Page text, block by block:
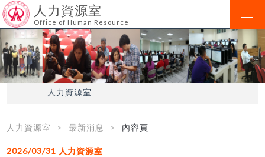
人力資源室
Office of Human Resource
人力資源室
人力資源室 最新消息 內容頁
2026/03/31 人力資源室